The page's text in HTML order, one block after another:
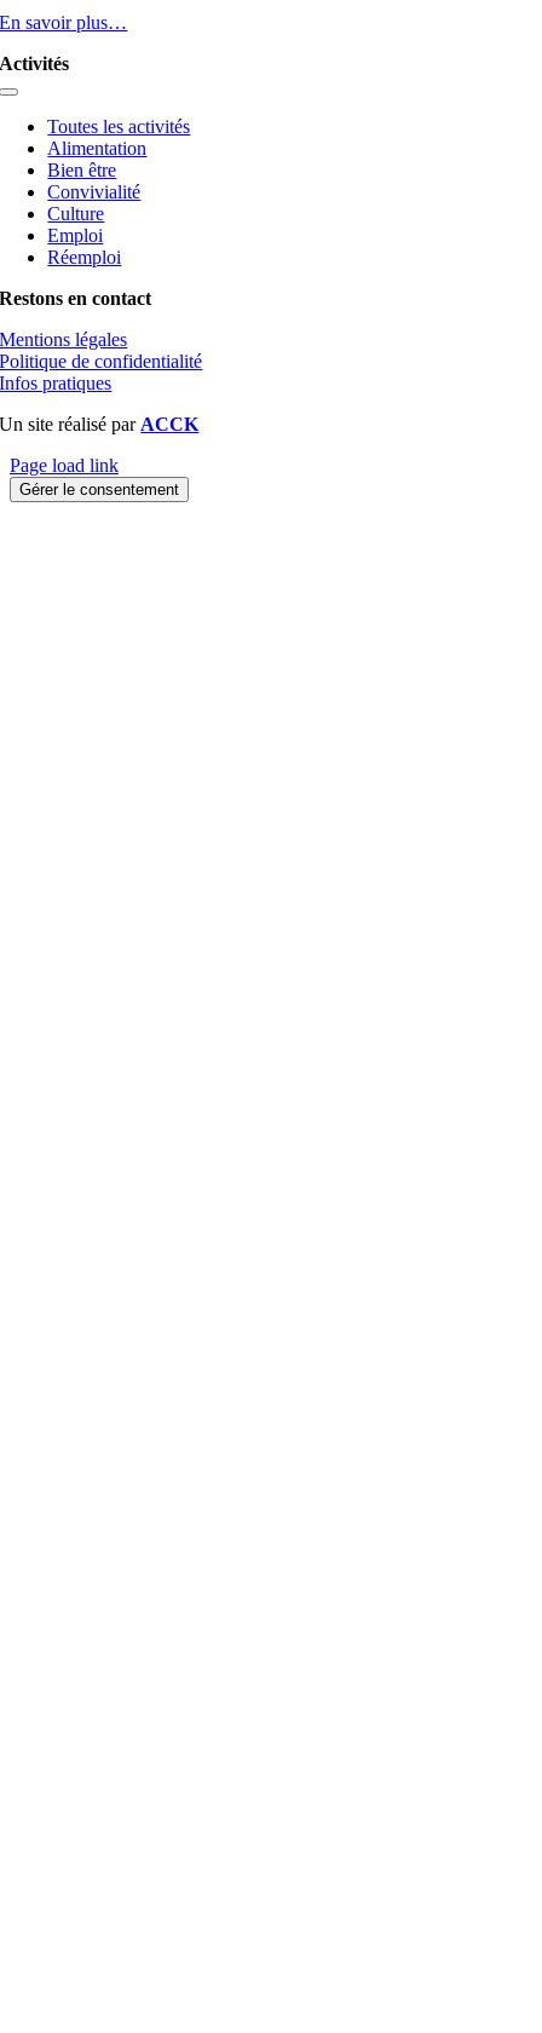
En savoir plus…
Activités
Toggle
NavigationToutes les activités
Alimentation
Bien être
Convivialité
Culture
Emploi
Réemploi
Restons en contact
Mentions légales
Politique de confidentialité
Infos pratiques
Un site réalisé par ACCK
Page load link
Gérer le consentement